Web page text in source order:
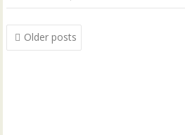
Posts
navigation
Older posts